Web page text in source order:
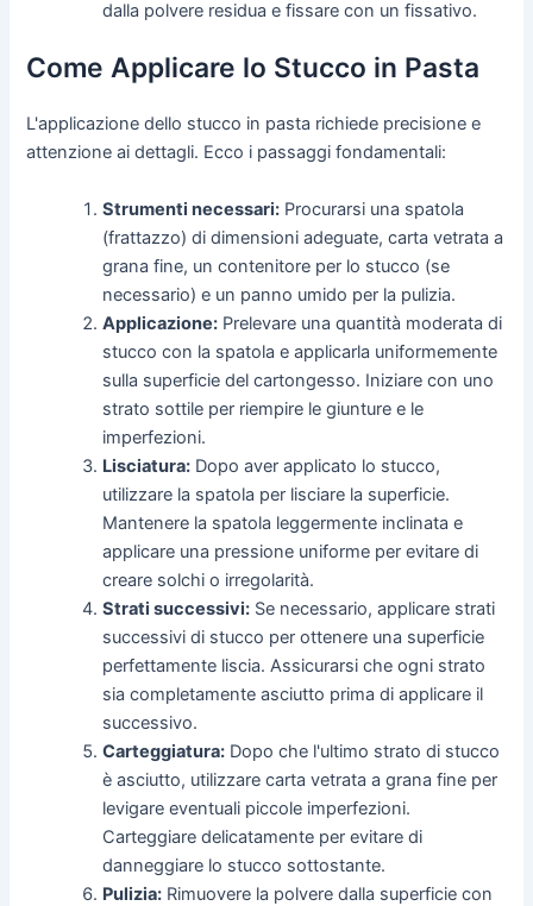
dalla polvere residua e fissare con un fissativo.
Come Applicare lo Stucco in Pasta
L'applicazione dello stucco in pasta richiede precisione e
attenzione ai dettagli. Ecco i passaggi fondamentali:
Strumenti necessari: Procurarsi una spatola
(frattazzo) di dimensioni adeguate, carta vetrata a
grana fine, un contenitore per lo stucco (se
necessario) e un panno umido per la pulizia.
Applicazione: Prelevare una quantità moderata di
stucco con la spatola e applicarla uniformemente
sulla superficie del cartongesso. Iniziare con uno
strato sottile per riempire le giunture e le
imperfezioni.
Lisciatura: Dopo aver applicato lo stucco,
utilizzare la spatola per lisciare la superficie.
Mantenere la spatola leggermente inclinata e
applicare una pressione uniforme per evitare di
creare solchi o irregolarità.
Strati successivi: Se necessario, applicare strati
successivi di stucco per ottenere una superficie
perfettamente liscia. Assicurarsi che ogni strato
sia completamente asciutto prima di applicare il
successivo.
Carteggiatura: Dopo che l'ultimo strato di stucco
è asciutto, utilizzare carta vetrata a grana fine per
levigare eventuali piccole imperfezioni.
Carteggiare delicatamente per evitare di
danneggiare lo stucco sottostante.
Pulizia: Rimuovere la polvere dalla superficie con